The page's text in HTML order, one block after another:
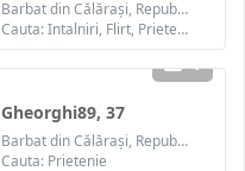
Barbat din Călăraşi, Republica Moldova
Cauta: Intalniri, Flirt, Prietenie, Casatorie
1
Gheorghi89, 37
Barbat din Călăraşi, Republica Moldova
Cauta: Prietenie